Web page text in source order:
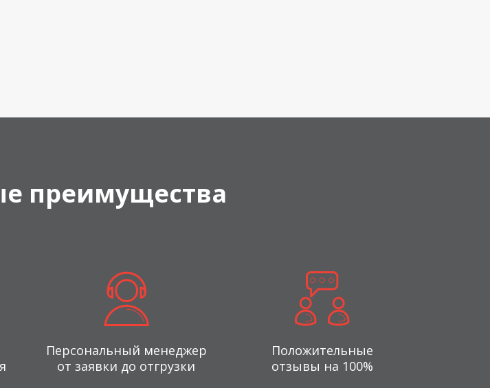
преимущества
Персональный менеджер
от заявки до отгрузки
Положительные
отзывы на 100%